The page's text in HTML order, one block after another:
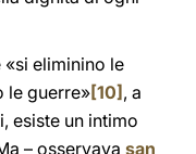
eliminino le
le guerre»[10] , a
esiste un intimo
– osservava san